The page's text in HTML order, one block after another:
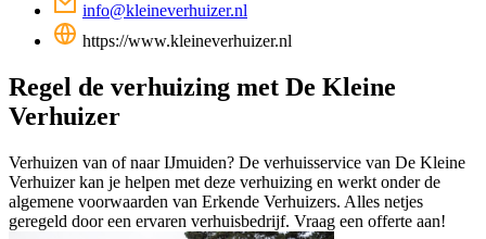
info@kleineverhuizer.nl
https://www.kleineverhuizer.nl
Regel de verhuizing met De Kleine
Verhuizer
Verhuizen van of naar IJmuiden? De verhuisservice van De Kleine
Verhuizer kan je helpen met deze verhuizing en werkt onder de
algemene voorwaarden van Erkende Verhuizers. Alles netjes
geregeld door een ervaren verhuisbedrijf. Vraag een offerte aan!